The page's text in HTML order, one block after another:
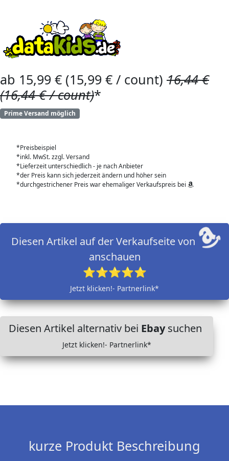
ab 15,99 € (15,99 € / count) 16,44 €
(16,44 € / count)*
Prime Versand möglich
*Preisbeispiel
*inkl. MwSt. zzgl. Versand
*Lieferzeit unterschiedlich - je nach Anbieter
*der Preis kann sich jederzeit ändern und höher sein
*durchgestrichener Preis war ehemaliger Verkaufspreis bei
Diesen Artikel auf der Verkaufseite von
anschauen
⭐⭐⭐⭐⭐
Jetzt klicken!- Partnerlink*
Diesen Artikel alternativ bei Ebaysuchen
Jetzt klicken!- Partnerlink*
kurze Produkt Beschreibung